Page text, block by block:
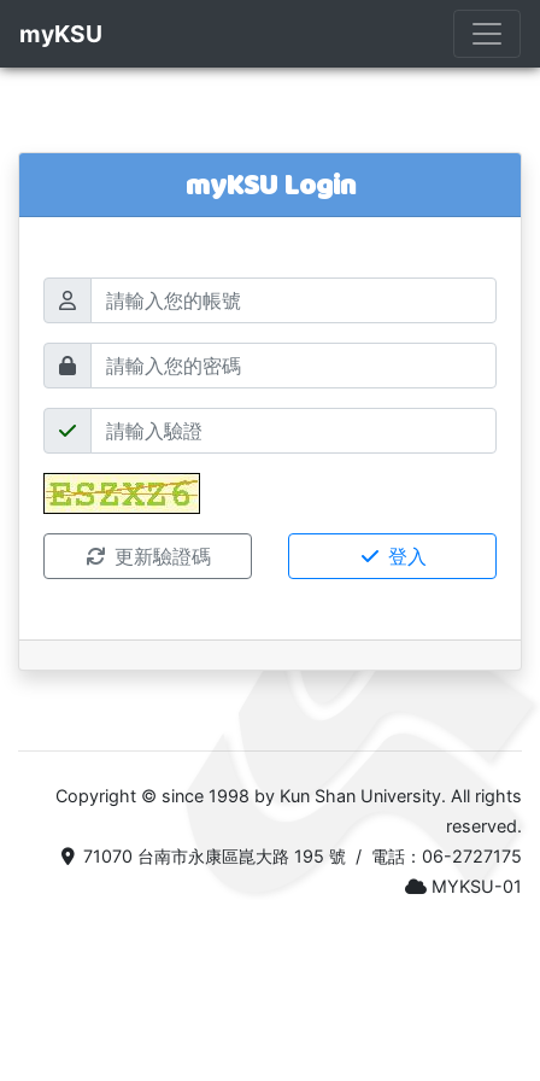
myKSU
myKSU Login
帳號
密碼
驗證碼
更新驗證碼 登入
Copyright © since 1998 by Kun Shan University. All rights
reserved.
71070 台南市永康區崑大路 195 號 / 電話：06-2727175
MYKSU-01